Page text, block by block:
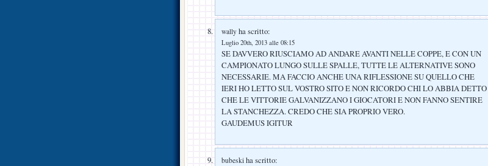
wally ha scritto:
Luglio 20th, 2013 alle 08:15
SE DAVVERO RIUSCIAMO AD ANDARE AVANTI NELLE COPPE, E CON UN
CAMPIONATO LUNGO SULLE SPALLE, TUTTE LE ALTERNATIVE SONO
NECESSARIE. MA FACCIO ANCHE UNA RIFLESSIONE SU QUELLO CHE
IERI HO LETTO SUL VOSTRO SITO E NON RICORDO CHI LO ABBIA DETTO
CHE LE VITTORIE GALVANIZZANO I GIOCATORI E NON FANNO SENTIRE
LA STANCHEZZA. CREDO CHE SIA PROPRIO VERO.
GAUDEMUS IGITUR
bubeski ha scritto: